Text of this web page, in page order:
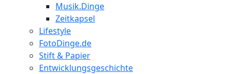
Musik.Dinge
Zeitkapsel
Lifestyle
FotoDinge.de
Stift & Papier
Entwicklungsgeschichte